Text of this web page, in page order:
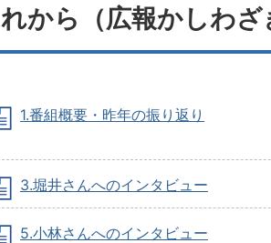
れから（広報かしわざ
1.番組概要・昨年の振り返り
3.堀井さんへのインタビュー
5.小林さんへのインタビュー